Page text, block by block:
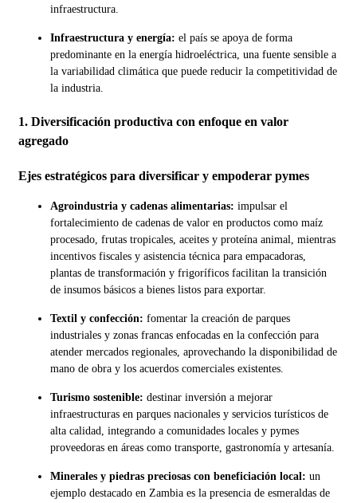
infraestructura.
Infraestructura y energía: el país se apoya de forma
predominante en la energía hidroeléctrica, una fuente sensible a
la variabilidad climática que puede reducir la competitividad de
la industria.
1. Diversificación productiva con enfoque en valor
agregado
Ejes estratégicos para diversificar y empoderar pymes
Agroindustria y cadenas alimentarias: impulsar el
fortalecimiento de cadenas de valor en productos como maíz
procesado, frutas tropicales, aceites y proteína animal, mientras
incentivos fiscales y asistencia técnica para empacadoras,
plantas de transformación y frigoríficos facilitan la transición
de insumos básicos a bienes listos para exportar.
Textil y confección: fomentar la creación de parques
industriales y zonas francas enfocadas en la confección para
atender mercados regionales, aprovechando la disponibilidad de
mano de obra y los acuerdos comerciales existentes.
Turismo sostenible: destinar inversión a mejorar
infraestructuras en parques nacionales y servicios turísticos de
alta calidad, integrando a comunidades locales y pymes
proveedoras en áreas como transporte, gastronomía y artesanía.
Minerales y piedras preciosas con beneficiación local: un
ejemplo destacado en Zambia es la presencia de esmeraldas de